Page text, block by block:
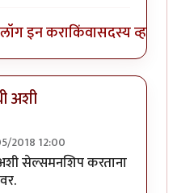
लॉग इन कराकिंवासदस्य व्हा
अशी
2018 12:00
ताईbyजेम्स वांड
सेल्समनशिप करताना